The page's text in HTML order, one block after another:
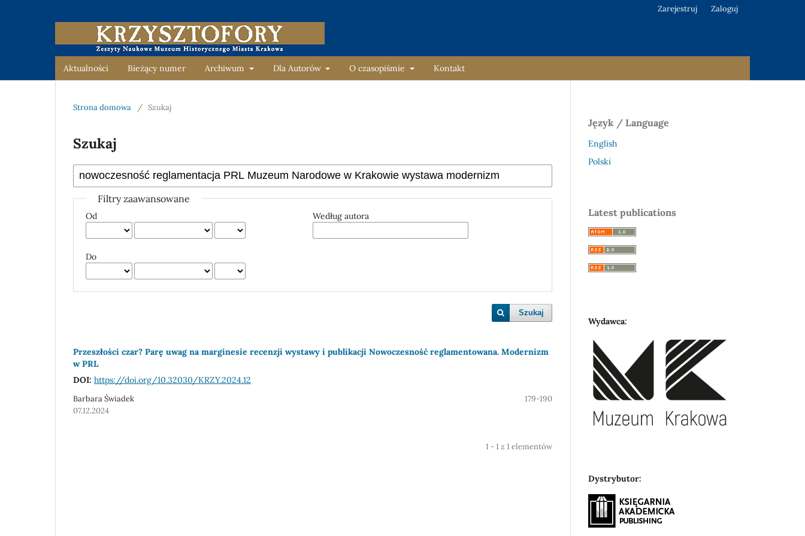
Aktualności Bieżący numer Archiwum Dla Autorów O czasopiśmie Kontakt
Zarejestruj Zaloguj
Strona domowa / Szukaj
Szukaj
Filtry zaawansowane
Od
Do
Według autora
Szukaj
Przeszłości czar? Parę uwag na marginesie recenzji wystawy i publikacji Nowoczesność reglamentowana. Modernizm
w PRL
DOI: https://doi.org/10.32030/KRZY.2024.12
Barbara Świadek
179-190
07.12.2024
1 - 1 z 1 elementów
Język / Language
English
Polski
Latest publications
Wydawca:
Dystrybutor: